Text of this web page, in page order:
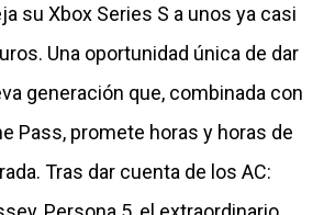
su Xbox Series S a unos ya casi
Una oportunidad única de dar
generación que, combinada con
Pass, promete horas y horas de
Tras dar cuenta de los AC: